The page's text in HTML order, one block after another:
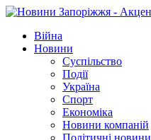
Війна
Новини
Суспільство
Події
Україна
Спорт
Економіка
Новини компаній
Політичні новини